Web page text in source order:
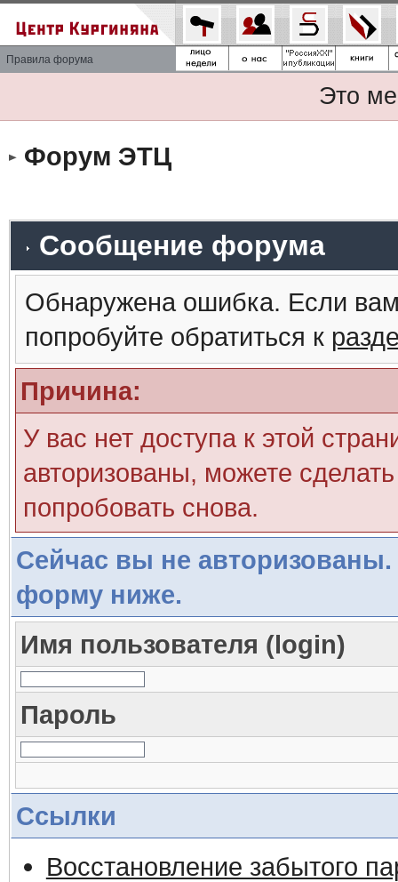
Правила форума
Это
Форум ЭТЦ
Сообщение форума
Обнаружена ошибка. Если
попробуйте обратиться к
Причина:
У вас нет доступа к этой
авторизованы, можете
попробовать снова.
Сейчас вы не авторизованы.
форму ниже.
Имя пользователя (login)
Пароль
Ссылки
Восстановление забытого